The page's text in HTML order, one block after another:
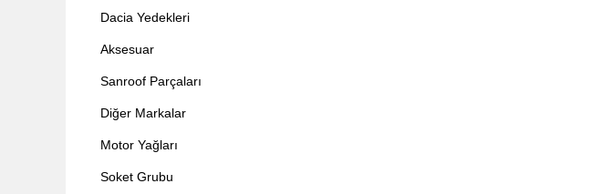
Dacia Yedekleri
Aksesuar
Sanroof Parçaları
Diğer Markalar
Motor Yağları
Soket Grubu